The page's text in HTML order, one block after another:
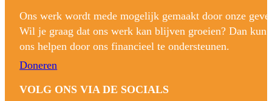
Ons werk wordt mede mogelijk gemaakt door onze
Wil je graag dat ons werk kan blijven groeien? Dan kun
ons helpen door ons financieel te ondersteunen.
Doneren
VOLG ONS VIA DE SOCIALS